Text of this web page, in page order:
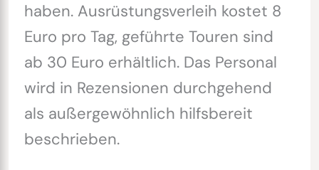
haben. Ausrüstungsverleih kostet 8
Euro pro Tag, geführte Touren sind
ab 30 Euro erhältlich. Das Personal
wird in Rezensionen durchgehend
als außergewöhnlich hilfsbereit
beschrieben.